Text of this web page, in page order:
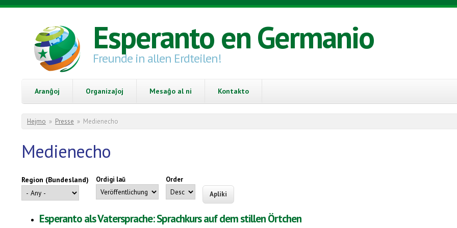
Skip to main content
Esperanto en Germanio
Freunde in allen Erdteilen!
Aranĝoj Organizaĵoj Mesaĝo al ni Kontakto
You are here
Hejmo » Presse » Medienecho
Medienecho
Region (Bundesland) Ordigi laŭ Order
Esperanto als Vatersprache: Sprachkurs auf dem stillen Örtchen